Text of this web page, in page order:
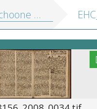
Ponthus ende die schoone Sydonie